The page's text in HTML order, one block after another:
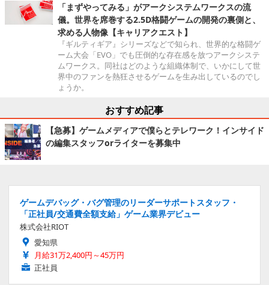
「まずやってみる」がアークシステムワークスの流
儀。世界を席巻する2.5D格闘ゲームの開発の裏側と、
求める人物像【キャリアクエスト】
『ギルティギア』シリーズなどで知られ、世界的な格闘ゲ
ーム大会「EVO」でも圧倒的な存在感を放つアークシステ
ムワークス。同社はどのような組織体制で、いかにして世
界中のファンを熱狂させるゲームを生み出しているのでし
ょうか。
おすすめ記事
【急募】ゲームメディアで僕らとテレワーク！インサイド
の編集スタッフorライターを募集中
ゲームデバッグ・バグ管理のリーダーサポートスタッフ・
「正社員/交通費全額支給」ゲーム業界デビュー
株式会社RIOT
愛知県
月給31万2,400円～45万円
正社員